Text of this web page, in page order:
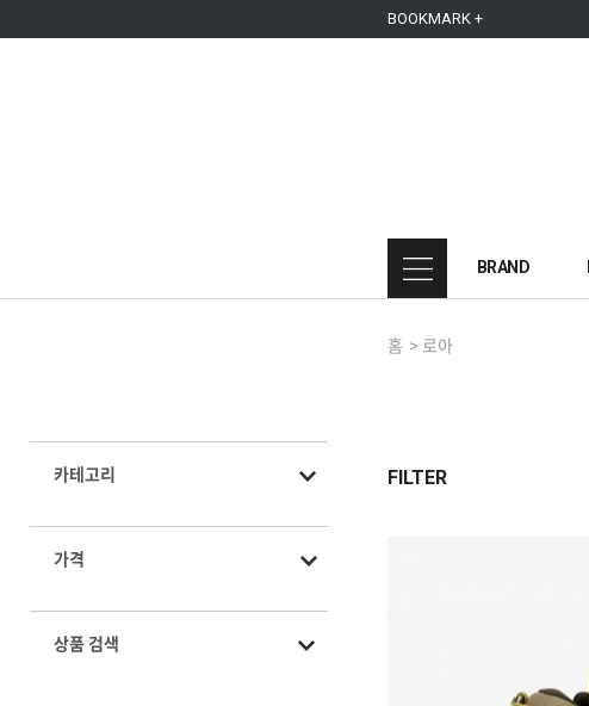
BOOKMARK +
BRAND
홈 > 로아
FILTER
카테고리
가격
상품 검색